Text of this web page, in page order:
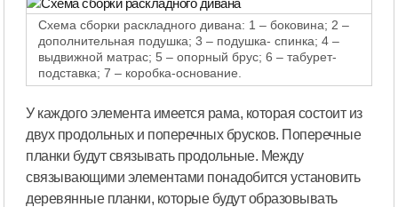
Схема сборки раскладного дивана: 1 – боковина; 2 –
дополнительная подушка; 3 – подушка- спинка; 4 –
выдвижной матрас; 5 – опорный брус; 6 – табурет-
подставка; 7 – коробка-основание.
У каждого элемента имеется рама, которая состоит из
двух продольных и поперечных брусков. Поперечные
планки будут связывать продольные. Между
связывающими элементами понадобится установить
деревянные планки, которые будут образовывать